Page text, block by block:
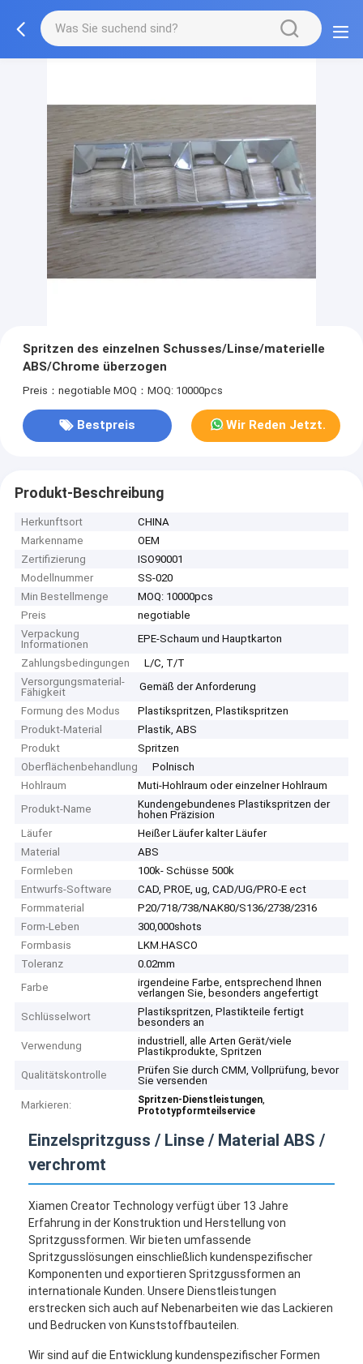
Spritzen des einzelnen Schusses/Linse/materielle
ABS/Chrome überzogen
Preis：negotiable MOQ：MOQ: 10000pcs
Bestpreis Wir Reden Jetzt.
Produkt-Beschreibung
Herkunftsort
CHINA
Markenname
OEM
Zertifizierung
ISO90001
Modellnummer
SS-020
Min Bestellmenge
MOQ: 10000pcs
Preis
negotiable
Verpackung
Informationen
EPE-Schaum und Hauptkarton
Zahlungsbedingungen
L/C, T/T
Versorgungsmaterial-
Fähigkeit
Gemäß der Anforderung
Formung des Modus
Plastikspritzen, Plastikspritzen
Produkt-Material
Plastik, ABS
Produkt
Spritzen
Oberflächenbehandlung
Polnisch
Hohlraum
Muti-Hohlraum oder einzelner Hohlraum
Produkt-Name
Kundengebundenes Plastikspritzen der
hohen Präzision
Läufer
Heißer Läufer kalter Läufer
Material
ABS
Formleben
100k- Schüsse 500k
Entwurfs-Software
CAD, PROE, ug, CAD/UG/PRO-E ect
Formmaterial
P20/718/738/NAK80/S136/2738/2316
Form-Leben
300,000shots
Formbasis
LKM.HASCO
Toleranz
0.02mm
Farbe
irgendeine Farbe, entsprechend Ihnen
verlangen Sie, besonders angefertigt
Schlüsselwort
Plastikspritzen, Plastikteile fertigt
besonders an
Verwendung
industriell, alle Arten Gerät/viele
Plastikprodukte, Spritzen
Qualitätskontrolle
Prüfen Sie durch CMM, Vollprüfung, bevor
Sie versenden
Markieren:
Spritzen-Dienstleistungen,
Prototypformteilservice
Einzelspritzguss / Linse / Material ABS /
verchromt
Xiamen Creator Technology verfügt über 13 Jahre
Erfahrung in der Konstruktion und Herstellung von
Spritzgussformen. Wir bieten umfassende
Spritzgusslösungen einschließlich kundenspezifischer
Komponenten und exportieren Spritzgussformen an
internationale Kunden. Unsere Dienstleistungen
erstrecken sich auch auf Nebenarbeiten wie das Lackieren
und Bedrucken von Kunststoffbauteilen.
Wir sind auf die Entwicklung kundenspezifischer Formen